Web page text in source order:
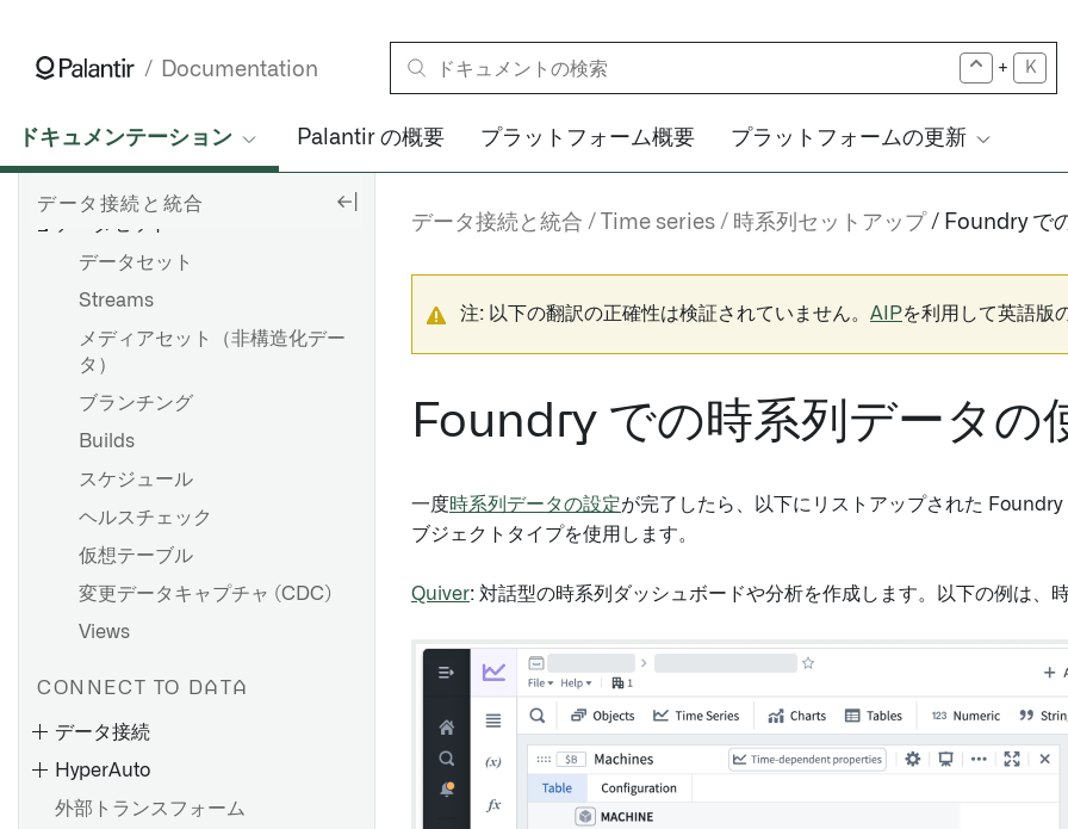
Documentation + K
ドキュメンテーション Palantir の概要 プラットフォーム概要 プラットフォームの更新
データ接続と統合
データ接続と統合
データパイプラインとは何ですか？
データセット
Streams
メディアセット（非構造化デー
タ）
ブランチング
Builds
スケジュール
ヘルスチェック
仮想テーブル
変更データキャプチャ (CDC)
Views
CONNECT TO DATA
データ接続
HyperAuto
外部トランスフォーム
データ接続と統合 Time series 時系列セットアップ Foundry で
注: 以下の翻訳の正確性は検証されていません。 AIPを利用して英語版
Foundry での時系列データの
一度時系列データの設定が完了したら、以下にリストアップされた
ブジェクトタイプを使用します。
Quiver: 対話型の時系列ダッシュボードや分析を作成します。以下の例は、